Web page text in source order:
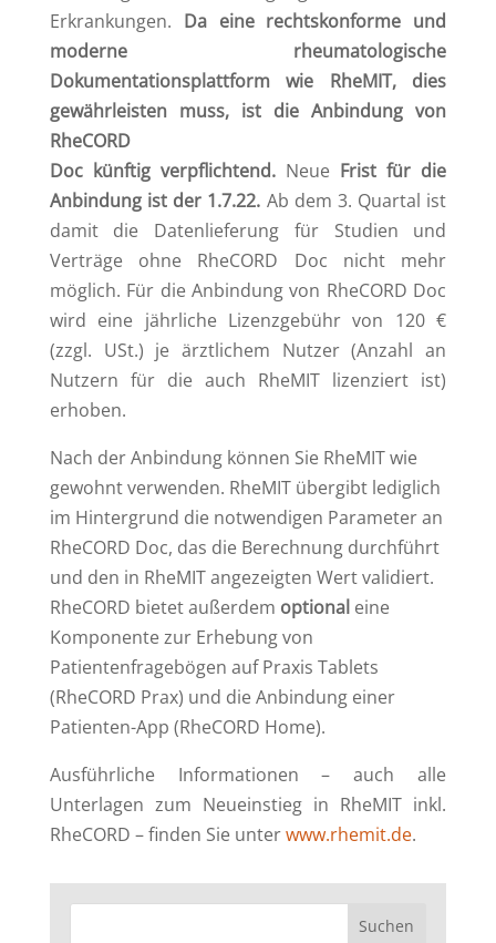
Erkrankungen. Da eine rechtskonforme und
moderne rheumatologische
Dokumentationsplattform wie RheMIT, dies
gewährleisten muss, ist die Anbindung von
RheCORD
Doc künftig verpflichtend. Neue Frist für die
Anbindung ist der 1.7.22. Ab dem 3. Quartal ist
damit die Datenlieferung für Studien und
Verträge ohne RheCORD Doc nicht mehr
möglich. Für die Anbindung von RheCORD Doc
wird eine jährliche Lizenzgebühr von 120 €
(zzgl. USt.) je ärztlichem Nutzer (Anzahl an
Nutzern für die auch RheMIT lizenziert ist)
erhoben.
Nach der Anbindung können Sie RheMIT wie
gewohnt verwenden. RheMIT übergibt lediglich
im Hintergrund die notwendigen Parameter an
RheCORD Doc, das die Berechnung durchführt
und den in RheMIT angezeigten Wert validiert.
RheCORD bietet außerdem optional eine
Komponente zur Erhebung von
Patientenfragebögen auf Praxis Tablets
(RheCORD Prax) und die Anbindung einer
Patienten-App (RheCORD Home).
Ausführliche Informationen – auch alle
Unterlagen zum Neueinstieg in RheMIT inkl.
RheCORD – finden Sie unterwww.rhemit.de.